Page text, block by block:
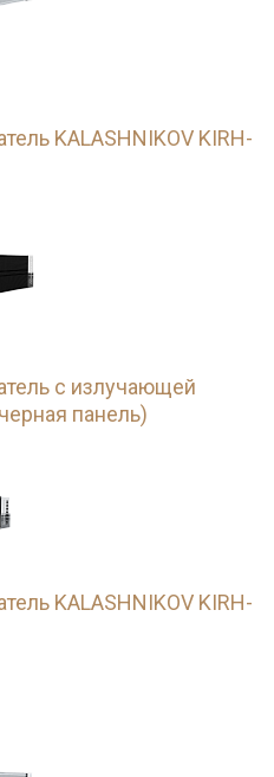
KALASHNIKOV KIRH-
с излучающей
панель)
KALASHNIKOV KIRH-